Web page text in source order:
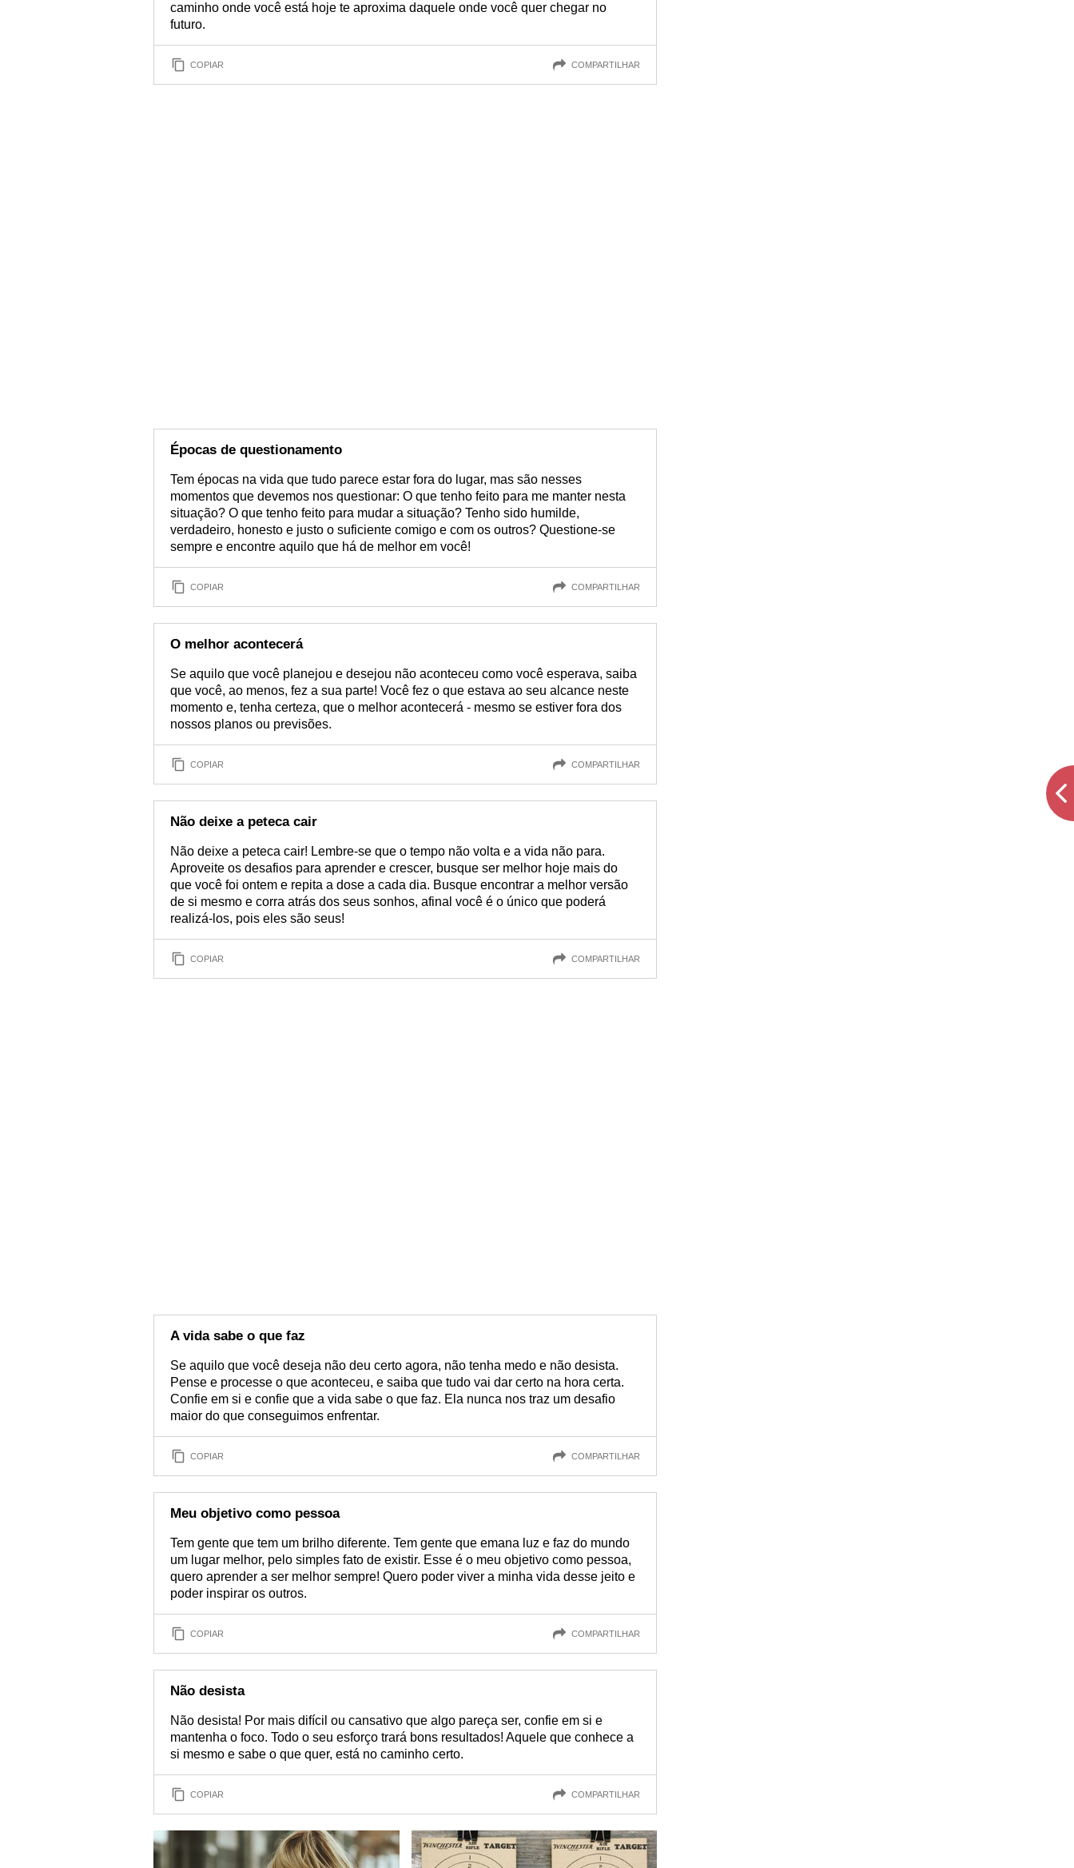
caminho onde você está hoje te aproxima daquele onde você quer chegar no
futuro.
COPIAR COMPARTILHAR
Épocas de questionamento
Tem épocas na vida que tudo parece estar fora do lugar, mas são nesses
momentos que devemos nos questionar: O que tenho feito para me manter nesta
situação? O que tenho feito para mudar a situação? Tenho sido humilde,
verdadeiro, honesto e justo o suficiente comigo e com os outros? Questione-se
sempre e encontre aquilo que há de melhor em você!
COPIAR COMPARTILHAR
O melhor acontecerá
Se aquilo que você planejou e desejou não aconteceu como você esperava, saiba
que você, ao menos, fez a sua parte! Você fez o que estava ao seu alcance neste
momento e, tenha certeza, que o melhor acontecerá - mesmo se estiver fora dos
nossos planos ou previsões.
COPIAR COMPARTILHAR
Não deixe a peteca cair
Não deixe a peteca cair! Lembre-se que o tempo não volta e a vida não para.
Aproveite os desafios para aprender e crescer, busque ser melhor hoje mais do
que você foi ontem e repita a dose a cada dia. Busque encontrar a melhor versão
de si mesmo e corra atrás dos seus sonhos, afinal você é o único que poderá
realizá-los, pois eles são seus!
COPIAR COMPARTILHAR
A vida sabe o que faz
Se aquilo que você deseja não deu certo agora, não tenha medo e não desista.
Pense e processe o que aconteceu, e saiba que tudo vai dar certo na hora certa.
Confie em si e confie que a vida sabe o que faz. Ela nunca nos traz um desafio
maior do que conseguimos enfrentar.
COPIAR COMPARTILHAR
Meu objetivo como pessoa
Tem gente que tem um brilho diferente. Tem gente que emana luz e faz do mundo
um lugar melhor, pelo simples fato de existir. Esse é o meu objetivo como pessoa,
quero aprender a ser melhor sempre! Quero poder viver a minha vida desse jeito e
poder inspirar os outros.
COPIAR COMPARTILHAR
Não desista
Não desista! Por mais difícil ou cansativo que algo pareça ser, confie em si e
mantenha o foco. Todo o seu esforço trará bons resultados! Aquele que conhece a
si mesmo e sabe o que quer, está no caminho certo.
COPIAR COMPARTILHAR